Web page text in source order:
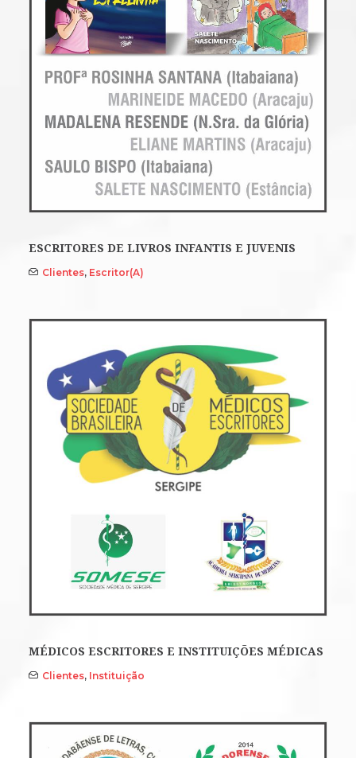
ESCRITORES DE LIVROS INFANTIS E JUVENIS
Clientes, Escritor(a)
MÉDICOS ESCRITORES E INSTITUIÇÕES MÉDICAS
Clientes, Instituição